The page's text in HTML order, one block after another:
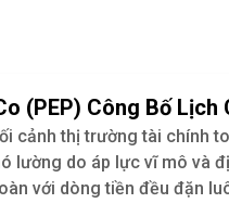
(PEP) Công Bố Lịch
cảnh thị trường tài chính
lường do áp lực vĩ mô và
với dòng tiền đều đặn